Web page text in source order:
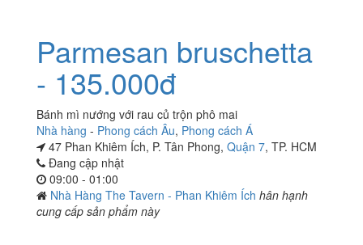
Parmesan bruschetta
- 135.000đ
Bánh mì nướng với rau củ trộn phô mai
Nhà hàng - Phong cách Âu, Phong cách Á
47 Phan Khiêm Ích, P. Tân Phong, Quận 7, TP. HCM
Đang cập nhật
09:00 - 01:00
Nhà Hàng The Tavern - Phan Khiêm Ích hân hạnh
cung cấp sản phẩm này